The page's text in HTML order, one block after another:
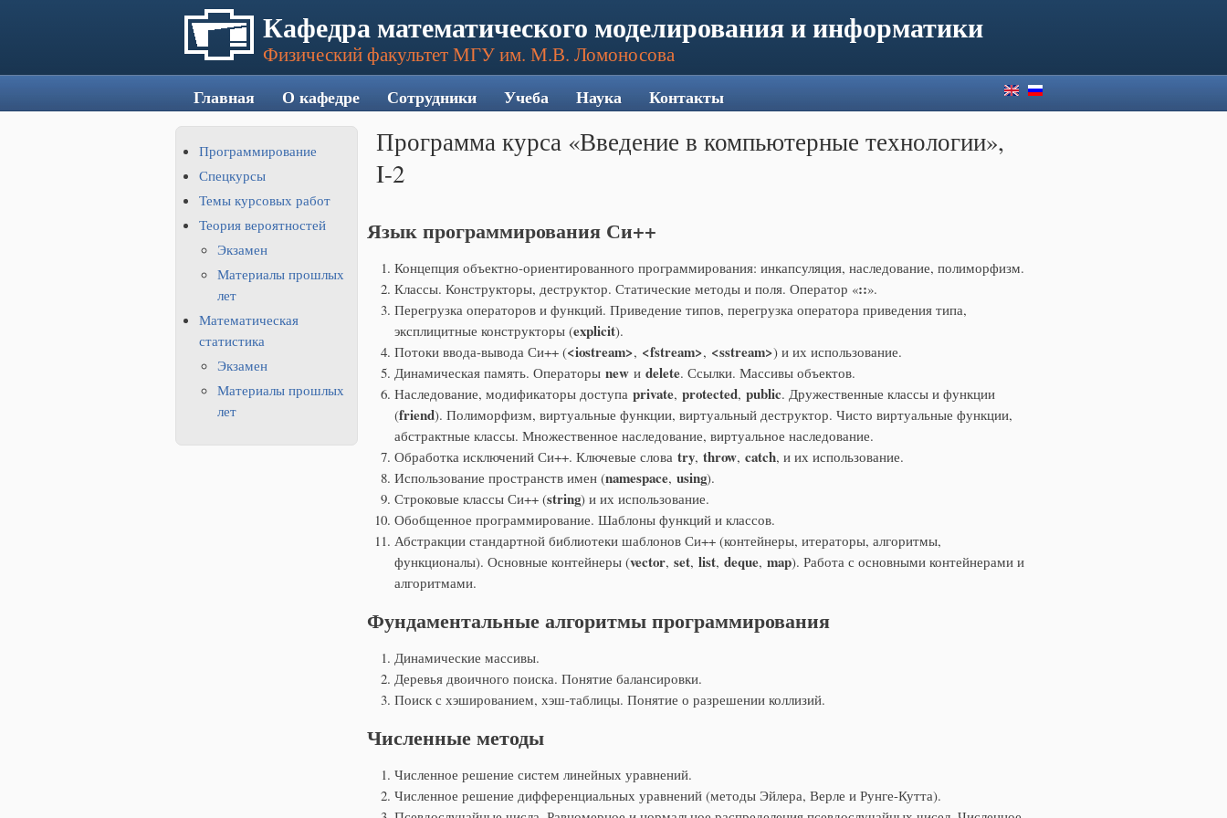
Кафедра математического моделирования и информатики
Физический факультет МГУ им. М.В. Ломоносова
Программа курса «Введение в компьютерные технологии»,
I-2
Язык программирования Си++
Концепция объектно-ориентированного программирования: инкапсуляция, наследование, полиморфизм.
Классы. Конструкторы, деструктор. Статические методы и поля. Оператор «::».
Перегрузка операторов и функций. Приведение типов, перегрузка оператора приведения типа,
эксплицитные конструкторы (explicit).
Потоки ввода-вывода Си++ (<iostream>, <fstream>, <sstream>) и их использование.
Динамическая память. Операторы newи delete. Ссылки. Массивы объектов.
Наследование, модификаторы доступа private, protected, public. Дружественные классы и функции
(friend). Полиморфизм, виртуальные функции, виртуальный деструктор. Чисто виртуальные функции,
абстрактные классы. Множественное наследование, виртуальное наследование.
Обработка исключений Си++. Ключевые слова try, throw, catch, и их использование.
Использование пространств имен (namespace, using).
Строковые классы Си++ (string) и их использование.
Обобщенное программирование. Шаблоны функций и классов.
Абстракции стандартной библиотеки шаблонов Си++ (контейнеры, итераторы, алгоритмы,
функционалы). Основные контейнеры (vector, set, list, deque, map). Работа с основными контейнерами и
алгоритмами.
Фундаментальные алгоритмы программирования
Динамические массивы.
Деревья двоичного поиска. Понятие балансировки.
Поиск с хэшированием, хэш-таблицы. Понятие о разрешении коллизий.
Численные методы
Численное решение систем линейных уравнений.
Численное решение дифференциальных уравнений (методы Эйлера, Верле и Рунге-Кутта).
Главная О кафедре Сотрудники Учеба Наука Контакты
Программирование
Спецкурсы
Темы курсовых работ
Теория вероятностей
Экзамен
Материалы прошлых
лет
Математическая
статистика
Экзамен
Материалы прошлых
лет